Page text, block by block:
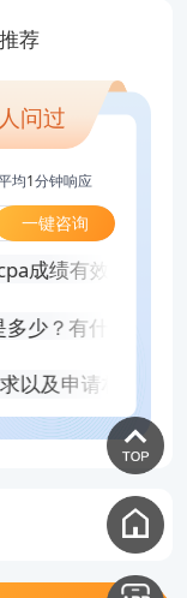
考
一般
如何？
多少？
钱？
的难度相当
荐
人问过
均1分钟响应
一键咨询
成绩有效期多长
少？有什么要求？
及申请材料汇总